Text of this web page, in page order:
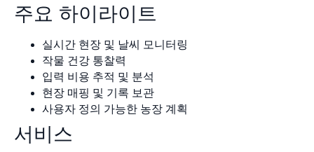
주요 하이라이트
실시간 현장 및 날씨 모니터링
작물 건강 통찰력
입력 비용 추적 및 분석
현장 매핑 및 기록 보관
사용자 정의 가능한 농장 계획
서비스